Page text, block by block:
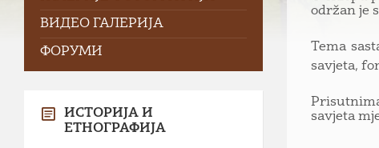
održan je
Tema
savjeta,
savjeta
ВИДЕО ГАЛЕРИЈА
ФОРУМИ
ИСТОРИЈА И
ЕТНОГРАФИЈА